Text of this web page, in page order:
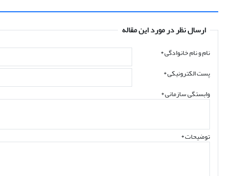
ارسال نظر در مورد این مقاله
نام و نام خانوادگی*
پست الکترونیکی*
وابستگی سازمانی *
توضیحات *